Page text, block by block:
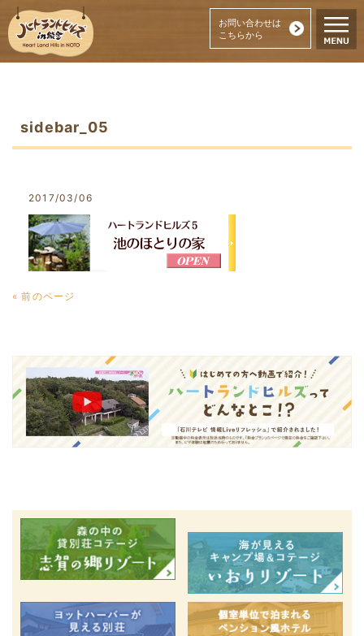
お問い合わせは
こちらから
sidebar_05
2017/03/06
« 前のページ